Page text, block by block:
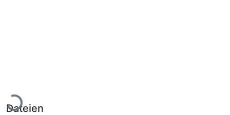
Lade...
Dateien